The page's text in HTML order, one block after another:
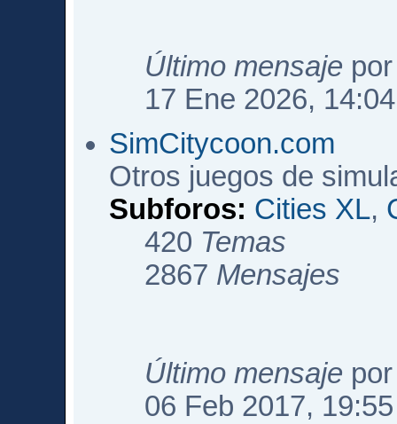
Último mensaje
17 Ene 2026, 14:04
SimCitycoon.com
Otros juegos de
Subforos: Cities XL,
420 Temas
2867 Mensajes
Último mensaje
06 Feb 2017, 19:55